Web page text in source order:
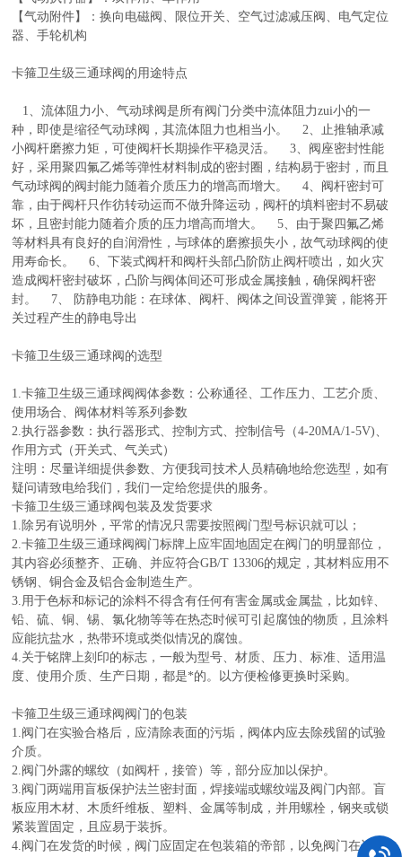
【气动附件】：换向电磁阀、限位开关、空气过滤减压阀、电气定位
器、手轮机构
卡箍卫生级三通球阀 的用途特点
1、流体阻力小、气动球阀是所有阀门分类中流体阻力zui小的一
种，即使是缩径气动球阀，其流体阻力也相当小。 2、止推轴承减
小阀杆磨擦力矩，可使阀杆长期操作平稳灵活。 3、阀座密封性能
好，采用聚四氟乙烯等弹性材料制成的密封圈，结构易于密封，而且
气动球阀的阀封能力随着介质压力的增高而增大。 4、阀杆密封可
靠，由于阀杆只作彷转动运而不做升降运动，阀杆的填料密封不易破
坏，且密封能力随着介质的压力增高而增大。 5、由于聚四氟乙烯
等材料具有良好的自润滑性，与球体的磨擦损失小，故气动球阀的使
用寿命长。 6、下装式阀杆和阀杆头部凸阶防止阀杆喷出，如火灾
造成阀杆密封破坏，凸阶与阀体间还可形成金属接触，确保阀杆密
封。 7、 防静电功能：在球体、阀杆、阀体之间设置弹簧，能将开
关过程产生的静电导出
卡箍卫生级三通球阀 的选型
1.卡箍卫生级三通球阀 阀体参数：公称通径、工作压力、工艺介质、
使用场合、阀体材料等系列参数
2.执行器参数：执行器形式、控制方式、控制信号（4-20MA/1-5V)、
作用方式（开关式、气关式）
注明：尽量详细提供参数、方便我司技术人员精确地给您选型，如有
疑问请致电给我们，我们一定给您提供的服务。
卡箍卫生级三通球阀包装及发货要求
1.除另有说明外，平常的情况只需要按照阀门型号标识就可以；
2.卡箍卫生级三通球阀 阀门标牌上应牢固地固定在阀门的明显部位，
其内容必须整齐、正确、并应符合GB/T 13306的规定，其材料应用不
锈钢、铜合金及铝合金制造生产。
3.用于色标和标记的涂料不得含有任何有害金属或金属盐，比如锌、
铅、硫、铜、锡、氯化物等等在热态时候可引起腐蚀的物质，且涂料
应能抗盐水，热带环境或类似情况的腐蚀。
4.关于铭牌上刻印的标志，一般为型号、材质、压力、标准、适用温
度、使用介质、生产日期，都是*的。以方便检修更换时采购。
卡箍卫生级三通球阀 阀门的包装
1.阀门在实验合格后，应清除表面的污垢，阀体内应去除残留的试验
介质。
2.阀门外露的螺纹（如阀杆，接管）等，部分应加以保护。
3.阀门两端用盲板保护法兰密封面，焊接端或螺纹端及阀门内部。盲
板应用木材、木质纤维板、塑料、金属等制成，并用螺栓，钢夹或锁
紧装置固定，且应易于装拆。
4.阀门在发货的时候，阀门应固定在包装箱的帝部，以免阀门在运输